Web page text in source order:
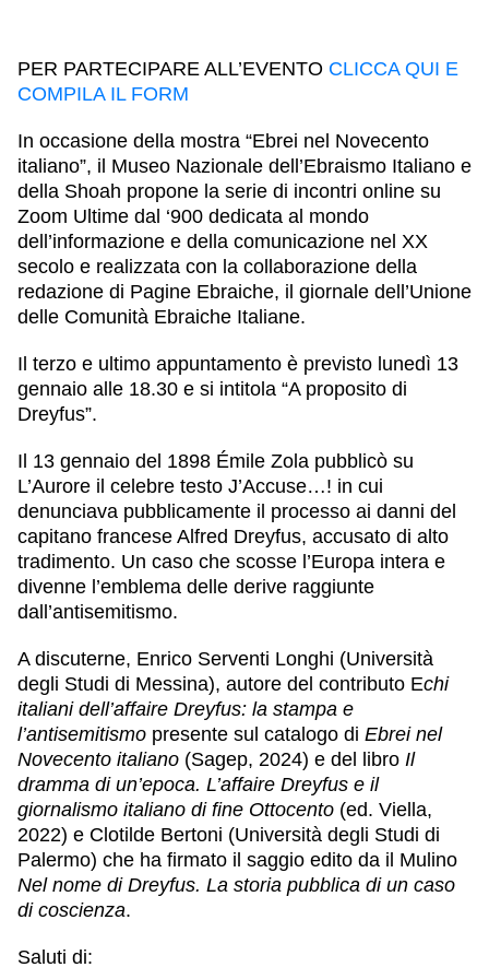
PER PARTECIPARE ALL’EVENTO CLICCA QUI E
COMPILA IL FORM
In occasione della mostra “Ebrei nel Novecento
italiano”, il Museo Nazionale dell’Ebraismo Italiano e
della Shoah propone la serie di incontri online su
Zoom Ultime dal ‘900 dedicata al mondo
dell’informazione e della comunicazione nel XX
secolo e realizzata con la collaborazione della
redazione di Pagine Ebraiche, il giornale dell’Unione
delle Comunità Ebraiche Italiane.
Il terzo e ultimo appuntamento è previsto lunedì 13
gennaio alle 18.30 e si intitola “A proposito di
Dreyfus”.
Il 13 gennaio del 1898 Émile Zola pubblicò su
L’Aurore il celebre testo J’Accuse…! in cui
denunciava pubblicamente il processo ai danni del
capitano francese Alfred Dreyfus, accusato di alto
tradimento. Un caso che scosse l’Europa intera e
divenne l’emblema delle derive raggiunte
dall’antisemitismo.
A discuterne, Enrico Serventi Longhi (Università
degli Studi di Messina), autore del contributo Echi
italiani dell’affaire Dreyfus: la stampa e
l’antisemitismo presente sul catalogo di Ebrei nel
Novecento italiano (Sagep, 2024) e del libro Il
dramma di un’epoca. L’affaire Dreyfus e il
giornalismo italiano di fine Ottocento (ed. Viella,
2022) e Clotilde Bertoni (Università degli Studi di
Palermo) che ha firmato il saggio edito da il Mulino
Nel nome di Dreyfus. La storia pubblica di un caso
di coscienza.
Saluti di: